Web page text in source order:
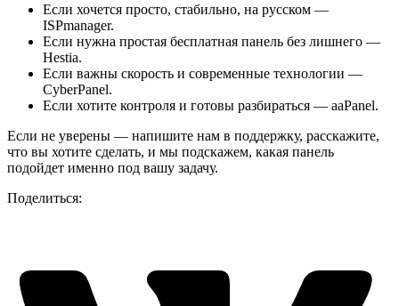
Если хочется просто, стабильно, на русском —
ISPmanager.
Если нужна простая бесплатная панель без лишнего —
Hestia.
Если важны скорость и современные технологии —
CyberPanel.
Если хотите контроля и готовы разбираться — aaPanel.
Если не уверены — напишите нам в поддержку, расскажите,
что вы хотите сделать, и мы подскажем, какая панель
подойдет именно под вашу задачу.
Поделиться: